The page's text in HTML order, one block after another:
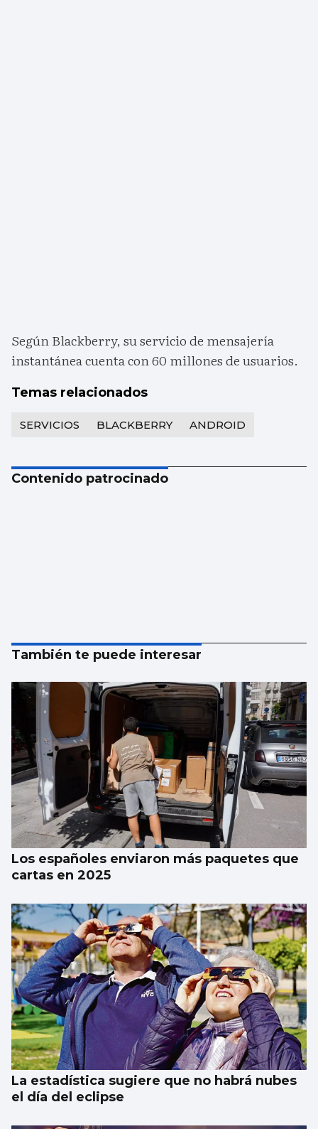
Según Blackberry, su servicio de mensajería
instantánea cuenta con 60 millones de usuarios.
Temas relacionados
SERVICIOS BLACKBERRY ANDROID
Contenido patrocinado
También te puede interesar
Los españoles enviaron más paquetes que
cartas en 2025
La estadística sugiere que no habrá nubes
el día del eclipse